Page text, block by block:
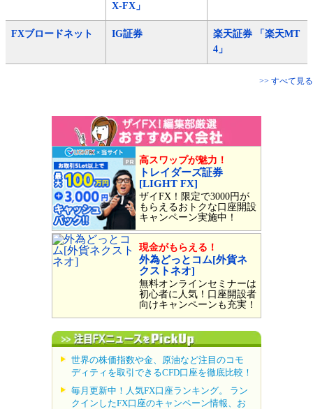
X-FX」
FXブロードネット IG証券
楽天証券 「楽天MT
4」
>> すべて見る
高スワップが魅力！
トレイダーズ証券
[LIGHT FX]
ザイFX！限定で3000円が
もらえるおトクな口座開設
キャンペーン実施中！
現金がもらえる！
外為どっとコム[外貨ネ
クストネオ]
無料オンラインセミナーは
初心者に人気！口座開設者
向けキャンペーンも充実！
世界の株価指数や金、原油など注目のコモ
ディティを取引できるCFD口座を徹底比較！
毎月更新中！人気FX口座ランキング。 ラン
クインしたFX口座のキャンペーン情報、お